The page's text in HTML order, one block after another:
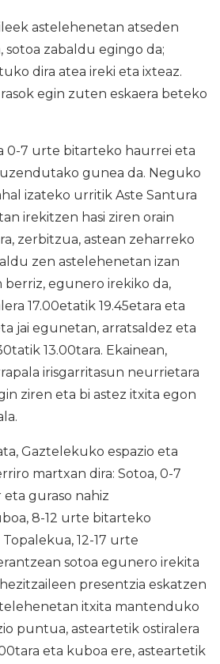
astelehenetan atseden
zabaldu egingo da;
dira atea ireki eta ixteaz.
egin zuten eskaera beteko
0-7 urte bitarteko haurrei eta
gunea da. Neguko
izateko urritik Aste Santura
irekitzen hasi ziren orain
zerbitzua, astean zeharreko
zen astelehenetan izan
berriz, egunero irekiko da,
17.00etatik 19.45etara eta
jai egunetan, arratsaldez eta
13.00tara. Ekainean,
irisgarritasun neurrietara
ziren eta bi astez itxita egon
Gaztelekuko espazio eta
martxan dira: Sotoa, 0-7
guraso nahiz
8-12 urte bitarteko
12-17 urte
sotoa egunero irekita
presentzia eskatzen
itxita mantenduko
puntua, asteartetik ostiralera
eta kuboa ere, asteartetik